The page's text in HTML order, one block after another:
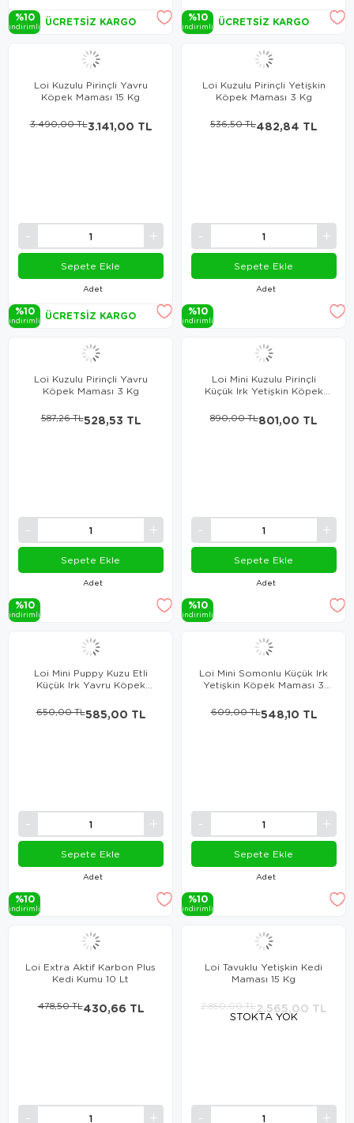
%10
i̇ndi̇ri̇mli̇ ÜCRETSIZ KARGO %10
i̇ndi̇ri̇mli̇ ÜCRETSIZ KARGO
Loi Kuzulu Pirinçli Yavru
Köpek Maması 15 Kg
Adet
3.141,00 TL
3.490,00 TL
Sepete Ekle
%10
i̇ndi̇ri̇mli̇ ÜCRETSIZ KARGO
Loi Kuzulu Pirinçli Yetişkin
Köpek Maması 3 Kg
Adet
482,84 TL
536,50 TL
Sepete Ekle
%10
i̇ndi̇ri̇mli̇
Loi Kuzulu Pirinçli Yavru
Köpek Maması 3 Kg
Adet
528,53 TL
587,26 TL
Sepete Ekle
%10
i̇ndi̇ri̇mli̇
Loi Mini Kuzulu Pirinçli
Küçük Irk Yetişkin Köpek
Adet
801,00 TL
890,00 TL
Sepete Ekle
%10
i̇ndi̇ri̇mli̇
Loi Mini Puppy Kuzu Etli
Küçük Irk Yavru Köpek
Adet
585,00 TL
650,00 TL
Sepete Ekle
%10
i̇ndi̇ri̇mli̇
Loi Mini Somonlu Küçük Irk
Yetişkin Köpek Maması 3
Adet
548,10 TL
609,00 TL
Sepete Ekle
%10
i̇ndi̇ri̇mli̇
Loi Extra Aktif Karbon Plus
Kedi Kumu 10 Lt
430,66 TL
478,50 TL
STOKTA YOK
Loi Tavuklu Yetişkin Kedi
Maması 15 Kg
2.565,00 TL
2.850,00 TL